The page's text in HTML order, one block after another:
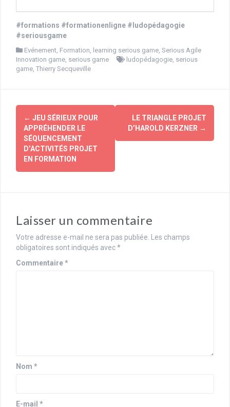
#formations #formationenligne #ludopédagogie
#seriousgame
Evénement, Formation, learning serious game, Serious Agile
Innovation game, serious game ludopédagogie, serious
game, Thierry Secqueville
Navigation
d'article
← JEU SÉRIEUX POUR
APPRÉHENDER LE
SÉQUENCEMENT
D’ACTIVITÉS PROJET
EN FORMATION
LE TRIANGLE PROJET
D’HAROLD KERZNER →
Laisser un commentaire
Votre adresse e-mail ne sera pas publiée. Les champs
obligatoires sont indiqués avec*
Commentaire*
Nom *
E-mail *